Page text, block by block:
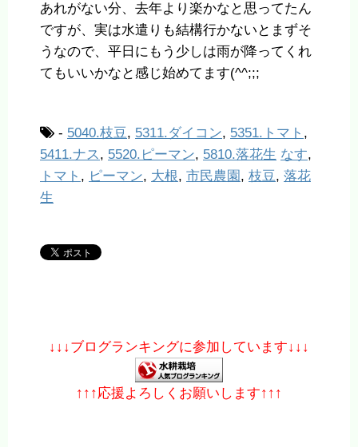
あれがない分、去年より楽かなと思ってたん
ですが、実は水遣りも結構行かないとまずそ
うなので、平日にもう少しは雨が降ってくれ
てもいいかなと感じ始めてます(^^;;;
- 5040.枝豆, 5311.ダイコン, 5351.トマト ,
5411.ナス, 5520.ピーマン, 5810.落花生 なす,
トマト , ピーマン, 大根, 市民農園, 枝豆, 落花
生
↓↓↓ブログランキングに参加しています↓↓↓
↑↑↑応援よろしくお願いします↑↑↑